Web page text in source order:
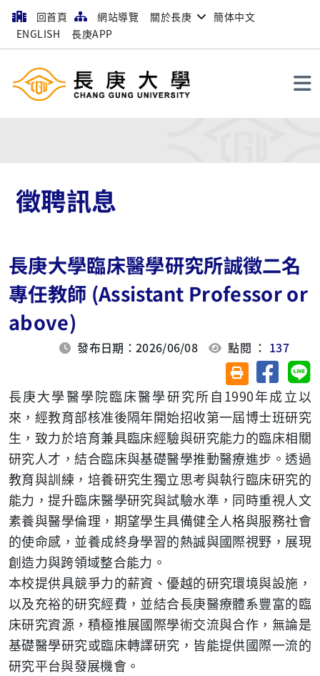
回首頁 網站導覽 關於長庚
簡体中文
ENGLISH
長庚APP
徵聘訊息
長庚大學臨床醫學研究所誠徵二名
專任教師 (Assistant Professor or
above)
發布日期：2026/06/08 點閱 ： 137
友善列印(另開視
分享至
長庚大學醫學院臨床醫學研究所自1990年成立以
來，經教育部核准後隔年開始招收第一屆博士班研究
生，致力於培育兼具臨床經驗與研究能力的臨床相關
研究人才，結合臨床與基礎醫學推動醫療進步。透過
教育與訓練，培養研究生獨立思考與執行臨床研究的
能力，提升臨床醫學研究與試驗水準，同時重視人文
素養與醫學倫理，期望學生具備健全人格與服務社會
的使命感，並養成終身學習的熱誠與國際視野，展現
創造力與跨領域整合能力。
本校提供具競爭力的薪資、優越的研究環境與設施，
以及充裕的研究經費，並結合長庚醫療體系豐富的臨
床研究資源，積極推展國際學術交流與合作，無論是
基礎醫學研究或臨床轉譯研究，皆能提供國際一流的
研究平台與發展機會。